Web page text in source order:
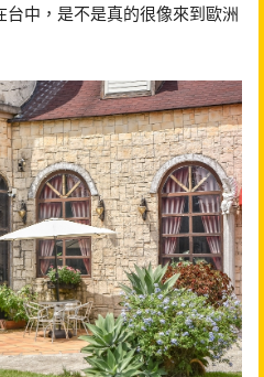
中，是不是真的很像來到歐洲